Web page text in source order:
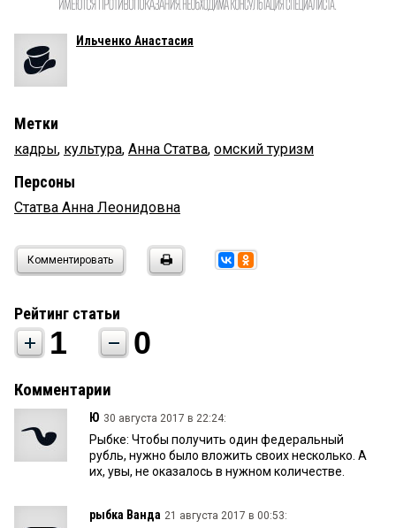
Ильченко Анастасия
Метки
кадры, культура, Анна Статва, омский туризм
Персоны
Статва Анна Леонидовна
Комментировать
Рейтинг статьи
1 0
Комментарии
Ю 30 августа 2017 в 22:24:
Рыбке: Чтобы получить один федеральный
рубль, нужно было вложить своих несколько. А
их, увы, не оказалось в нужном количестве.
рыбка Ванда 21 августа 2017 в 00:53: